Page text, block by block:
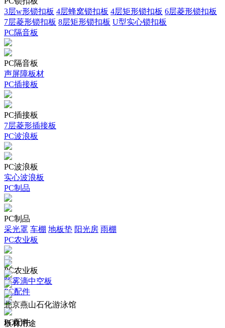
3层w形锁扣板 4层蜂窝锁扣板 4层矩形锁扣板 6层菱形锁扣板
7层菱形锁扣板 8层矩形锁扣板 U型实心锁扣板
PC隔音板
PC隔音板
声屏障板材
PC插接板
PC插接板
7层菱形插接板
PC波浪板
PC波浪板
实心波浪板
PC制品
PC制品
采光罩 车棚 地板垫 阳光房 雨棚
PC农业板
PC农业板
防雾滴中空板
PC配件
PC配件
北京燕山石化游泳馆
板材用途